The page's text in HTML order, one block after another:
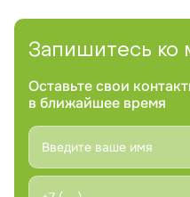
Запишитесь ко
Оставьте свои
в ближайшее время